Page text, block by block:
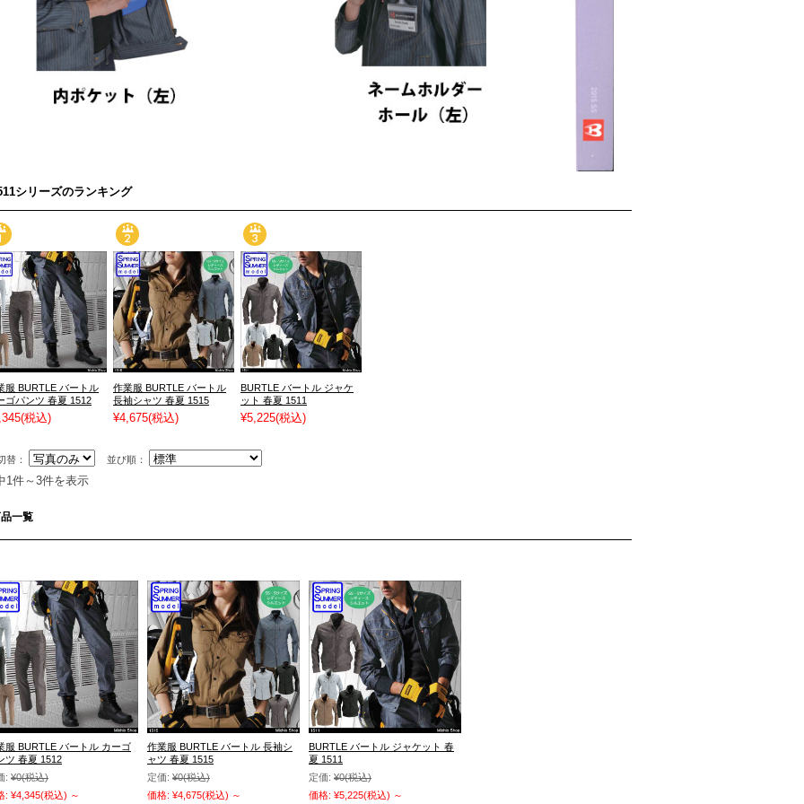
シリーズのランキング
服 BURTLE バートル
ゴパンツ 春夏 1512
(税込)
作業服 BURTLE バートル
長袖シャツ 春夏 1515
¥4,675(税込)
BURTLE バートル ジャケ
ット 春夏 1511
¥5,225(税込)
替： 並び順：
1件～3件を表示
一覧
服 BURTLE バートル カーゴ
ツ 春夏 1512
: ¥0(税込)
: ¥4,345(税込) ～
作業服 BURTLE バートル 長袖シ
ャツ 春夏 1515
定価: ¥0(税込)
価格: ¥4,675(税込) ～
BURTLE バートル ジャケット 春
夏 1511
定価: ¥0(税込)
価格: ¥5,225(税込) ～